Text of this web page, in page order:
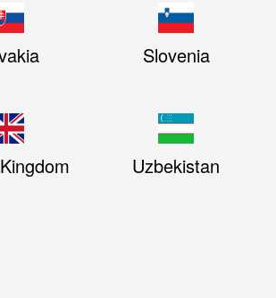
Slovenia
Kingdom Uzbekistan